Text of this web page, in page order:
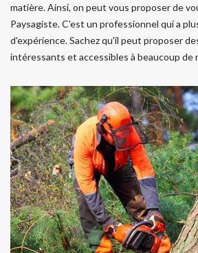
matière. Ainsi, on peut vous proposer de
Paysagiste. C'est un professionnel qui a
d'expérience. Sachez qu'il peut proposer
intéressants et accessibles à beaucoup de